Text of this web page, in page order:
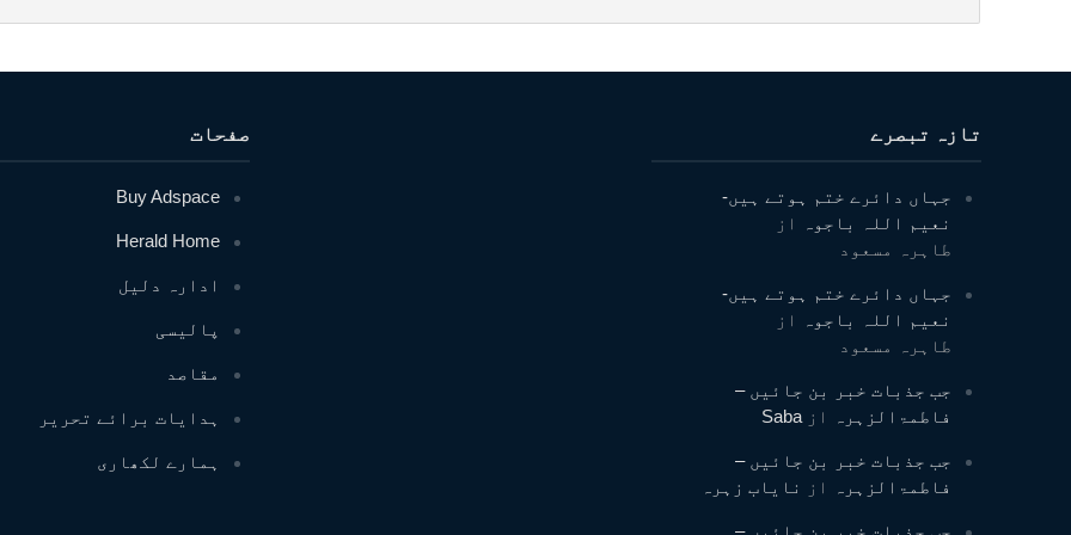
صفحات
Buy Adspace
Herald Home
ادارہ دلیل
پالیسی
مقاصد
ہدایات برائے تحریر
ہمارے لکھاری
تازہ تبصرے
جہاں دائرے ختم ہوتے ہیں-
نعیم اللہ باجوہ
از
طاہرہ مسعود
جہاں دائرے ختم ہوتے ہیں-
نعیم اللہ باجوہ
از
طاہرہ مسعود
جب جذبات خبر بن جائیں –
فاطمۃالزہرہ
ازSaba
جب جذبات خبر بن جائیں –
فاطمۃالزہرہ
از نایاب زہرہ
جب جذبات خبر بن جائیں –